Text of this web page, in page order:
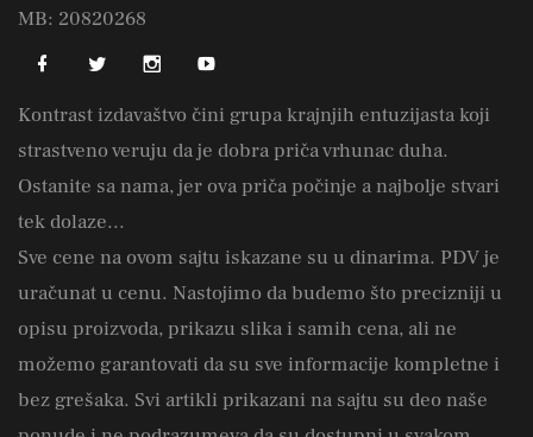
MB: 20820268
Kontrast izdavaštvo čini grupa krajnjih entuzijasta koji
strastveno veruju da je dobra priča vrhunac duha.
Ostanite sa nama, jer ova priča počinje a najbolje stvari
tek dolaze...
Sve cene na ovom sajtu iskazane su u dinarima. PDV je
uračunat u cenu. Nastojimo da budemo što precizniji u
opisu proizvoda, prikazu slika i samih cena, ali ne
možemo garantovati da su sve informacije kompletne i
bez grešaka. Svi artikli prikazani na sajtu su deo naše